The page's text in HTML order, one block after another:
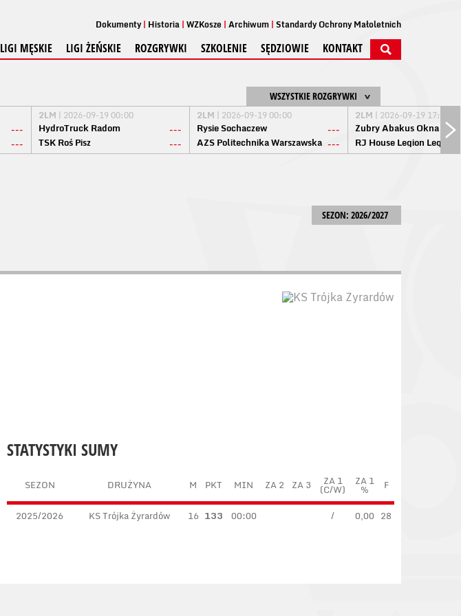
Dokumenty Historia WZKosze Archiwum Standardy Ochrony Małoletnich
LIGI MĘSKIE LIGI ŻEŃSKIE ROZGRYWKI SZKOLENIE SĘDZIOWIE KONTAKT
WSZYSTKIE ROZGRYWKI
---
---
2LM | 2026-09-19 00:00
HydroTruck Radom
---
TSK Roś Pisz
---
2LM | 2026-09-19 00:00
Rysie Sochaczew
---
AZS Politechnika Warszawska ---
2LM | 2026-09-19 17:00
Żubry Abakus Okna
RJ House Legion
SEZON: 2026/2027
STATYSTYKI SUMY
SEZON DRUŻYNA M PKT MIN ZA 2 ZA 3 ZA 1
(C/W)
ZA 1
% F
2025/2026 KS Trójka Żyrardów 16 133 00:00 / 0,00 28